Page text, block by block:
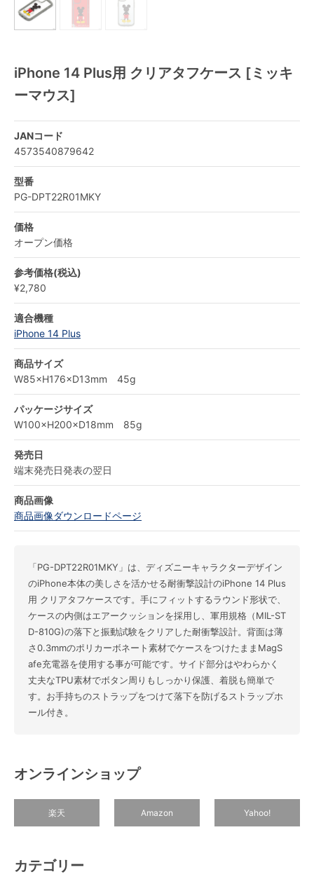
iPhone 14 Plus用 クリアタフケース [ミッキ
ーマウス]
JANコード
4573540879642
型番
PG-DPT22R01MKY
価格
オープン価格
参考価格(税込)
¥2,780
適合機種
iPhone 14 Plus
商品サイズ
W85×H176×D13mm 45g
パッケージサイズ
W100×H200×D18mm 85g
発売日
端末発売日発表の翌日
商品画像
商品画像ダウンロードページ
「PG-DPT22R01MKY」は、ディズニーキャラクターデザイン
のiPhone本体の美しさを活かせる耐衝撃設計のiPhone 14 Plus
用 クリアタフケースです。手にフィットするラウンド形状で、
ケースの内側はエアークッションを採用し、軍用規格（MIL-ST
D-810G)の落下と振動試験をクリアした耐衝撃設計。背面は薄
さ0.3mmのポリカーボネート素材でケースをつけたままMagS
afe充電器を使用する事が可能です。サイド部分はやわらかく
丈夫なTPU素材でボタン周りもしっかり保護、着脱も簡単で
す。お手持ちのストラップをつけて落下を防げるストラップホ
ール付き。
オンラインショップ
楽天 Amazon Yahoo!
カテゴリー